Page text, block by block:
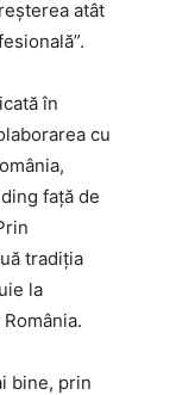
atât
în
cu
față de
tradiția
la
bine, prin